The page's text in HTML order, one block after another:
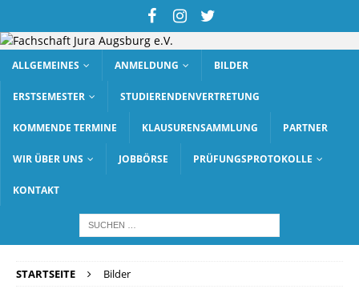
ALLGEMEINES ANMELDUNG BILDER
ERSTSEMESTER STUDIERENDENVERTRETUNG
KOMMENDE TERMINE KLAUSURENSAMMLUNG PARTNER
WIR ÜBER UNS JOBBÖRSE PRÜFUNGSPROTOKOLLE
KONTAKT
STARTSEITE Bilder